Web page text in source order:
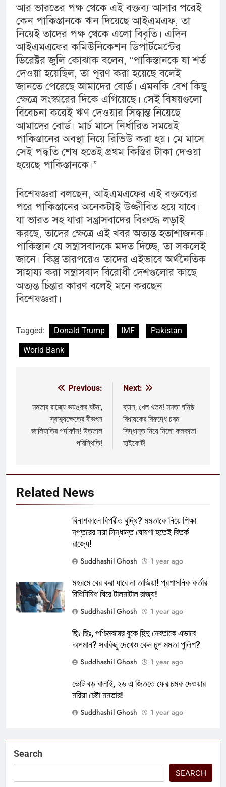
আর ভারতের পক্ষ থেকে এই বক্তব্য আসার পরেই
কেন পাকিস্তানকে ঋন দিয়েছে আইএমএফ, তা
নিয়েই তাদের পক্ষ থেকে এলো বিবৃতি। এদিন
আইএমএফের কমিউনিকেশন ডিপার্টমেন্টের
ডিরেক্টর জুলি কোঝাক বলেন, “পাকিস্তানকে যা শর্ত
দেওয়া হয়েছিল, তা পূরণ করা হয়েছে বলেই
জানতে পেরেছে আমাদের বোর্ড। এমনকি বেশ কিছু
ক্ষেত্রে সংস্কারের দিকে এগিয়েছে। সেই বিষয়গুলো
বিবেচনা করেই ঋণ দেওয়ার সিদ্ধান্ত নিয়েছে
আমাদের বোর্ড। মার্চ মাসে নির্ধারিত সময়েই
পাকিস্তানের অবস্থা নিয়ে রিভিউ করা হয়। মে মাসে
সেই পদ্ধতি শেষ হতেই প্রথম কিস্তির টাকা দেওয়া
হয়েছে পাকিস্তানকে।”
বিশেষজ্ঞরা বলছেন, আইএমএফের এই বক্তব্যের
পরে পাকিস্তানের অনেকটাই উজ্জীবিত হয়ে যাবে।
যা ভারত সহ যারা সন্ত্রাসবাদের বিরুদ্ধে লড়াই
করছে, তাদের ক্ষেত্রে এই খবর অত্যন্ত হতাশাজনক।
পাকিস্তান যে সন্ত্রাসবাদকে মদত দিচ্ছে, তা সকলেই
জানে। কিন্তু তারপরেও তাদের এইভাবে অর্থনৈতিক
সাহায্য করা সন্ত্রাসবাদ বিরোধী দেশগুলোর কাছে
অত্যন্ত চিন্তার কারণ বলেই মনে করছেন
বিশেষজ্ঞরা।
Tagged: Donald Trump IMF
Pakistan
World Bank
navigation
Previous:
মমতার রাজ্যে ভয়ঙ্কর ঘটনা,
স্বাস্থ্যক্ষেত্রে বীভৎস
জালিয়াতির পর্দাফাঁস! উত্তাল
পরিস্থিতি!
Next:
ব্যাস, খেল খতম! মমতা ঘনিষ্ঠ
বিধায়কের বিরুদ্ধে চরম
সিদ্ধান্ত নিয়ে নিলো কলকাতা
হাইকোর্ট!
Related News
বিনাশকালে বিপরীত বুদ্ধি? মমতাকে নিয়ে শিক্ষা
দপ্তরের নয়া সিদ্ধান্ত ঘোষণা হতেই বিতর্ক
রাজ্যে!
Suddhashil Ghosh
1 year ago
মহরমে বের করা যাবে না তাজিয়া! প্রশাসনিক কর্তার
বিধিনিষিধ ঘিরে টালমাটাল রাজ্য!
Suddhashil Ghosh
1 year ago
ছিঃ ছিঃ, পশ্চিমবঙ্গের বুকে হিন্দু দেবতাকে এভাবে
অপমান? সবকিছু দেখেও কেন চুপ মমতা পুলিশ?
Suddhashil Ghosh
1 year ago
ভোট বড় বালাই, ২৬ এ জিততে ফের চমক দেওয়ার
মরিয়া চেষ্টা মমতার!
Suddhashil Ghosh
1 year ago
Search
SEARCH